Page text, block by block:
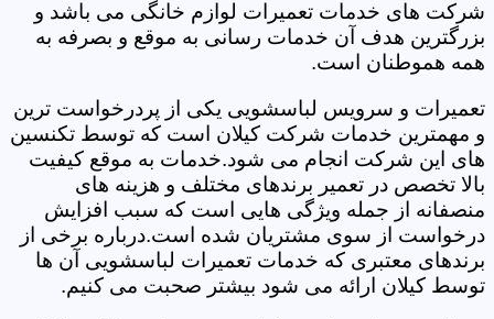
شرکت های خدمات تعمیرات لوازم خانگی می باشد و
بزرگترین هدف آن خدمات رسانی به موقع و بصرفه به
همه هموطنان است.
تعمیرات و سرویس لباسشویی یکی از پردرخواست ترین
و مهمترین خدمات شرکت کیلان است که توسط تکنسین
های این شرکت انجام می شود.خدمات به موقع کیفیت
بالا تخصص در تعمیر برندهای مختلف و هزینه های
منصفانه از جمله ویژگی هایی است که سبب افزایش
درخواست از سوی مشتریان شده است.درباره برخی از
برندهای معتبری که خدمات تعمیرات لباسشویی آن ها
توسط کیلان ارائه می شود بیشتر صحبت می کنیم.